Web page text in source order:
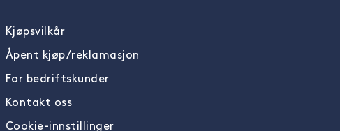
Kjøpsvilkår
Åpent kjøp/reklamasjon
For bedriftskunder
Kontakt oss
Cookie-innstillinger